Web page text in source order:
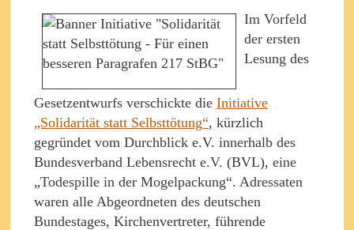
Im Vorfeld
der ersten
Lesung des
Gesetzentwurfs verschickte die Initiative
„Solidarität statt Selbsttötung“, kürzlich
gegründet vom Durchblick e.V. innerhalb des
Bundesverband Lebensrecht e.V. (BVL), eine
„Todespille in der Mogelpackung“. Adressaten
waren alle Abgeordneten des deutschen
Bundestages, Kirchenvertreter, führende